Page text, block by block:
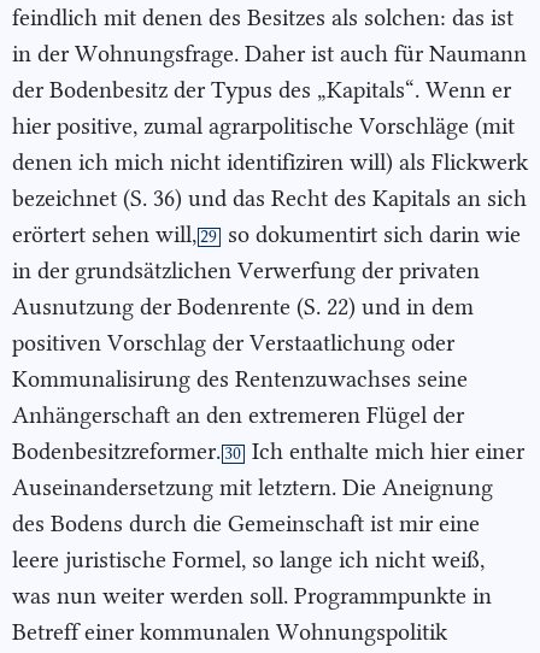
feindlich mit denen des Besitzes als solchen: das ist
in der Wohnungsfrage. Daher ist auch für Naumann
der Bodenbesitz der Typus des „Kapitals“. Wenn er
hier positive, zumal agrarpolitische Vorschläge (mit
denen ich mich nicht identifiziren will) als Flickwerk
bezeichnet (S. 36) und das Recht des Kapitals an sich
erörtert sehen will,29 so dokumentirt sich darin wie
in der grundsätzlichen Verwerfung der privaten
Ausnutzung der Bodenrente (S. 22) und in dem
positiven Vorschlag der Verstaatlichung oder
Kommunalisirung des Rentenzuwachses seine
Anhängerschaft an den extremeren Flügel der
Bodenbesitzreformer. 30 Ich enthalte mich hier einer
Auseinandersetzung mit letztern. Die Aneignung
des Bodens durch die Gemeinschaft ist mir eine
leere juristische Formel, so lange ich nicht weiß,
was nun weiter werden soll. Programmpunkte in
Betreff einer kommunalen Wohnungspolitik